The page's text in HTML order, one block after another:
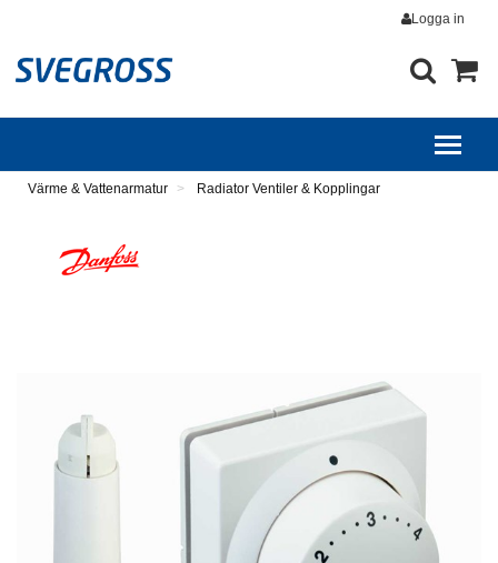
Logga in
Värme & Vattenarmatur Radiator Ventiler & Kopplingar